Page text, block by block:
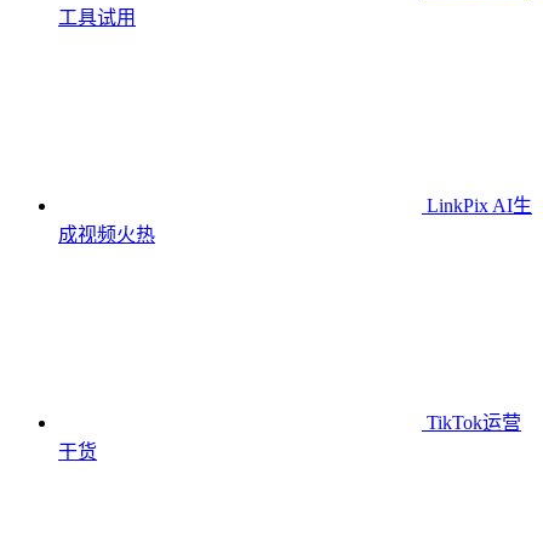
工具试用
LinkPix AI生
成视频火热
TikTok运营
干货